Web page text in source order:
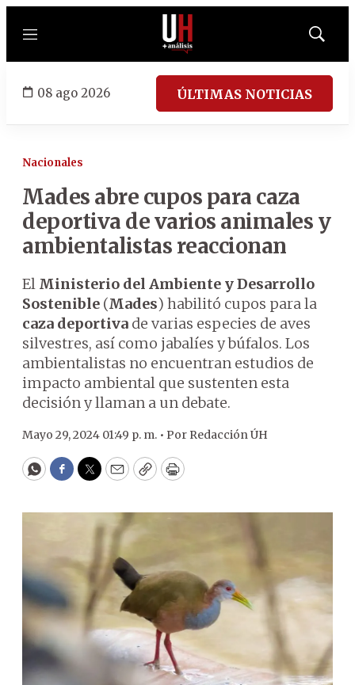
Menú
Mostrar
08 ago 2026 ÚLTIMAS NOTICIAS
Nacionales
Mades abre cupos para caza
deportiva de varios animales y
ambientalistas reaccionan
El Ministerio del Ambiente y Desarrollo
Sostenible (Mades) habilitó cupos para la
caza deportiva de varias especies de aves
silvestres, así como jabalíes y búfalos. Los
ambientalistas no encuentran estudios de
impacto ambiental que sustenten esta
decisión y llaman a un debate.
Mayo 29, 2024 01:49 p. m. • Por Redacción ÚH
WhatsApp
Facebook
Twitter
EmailCopyPrint